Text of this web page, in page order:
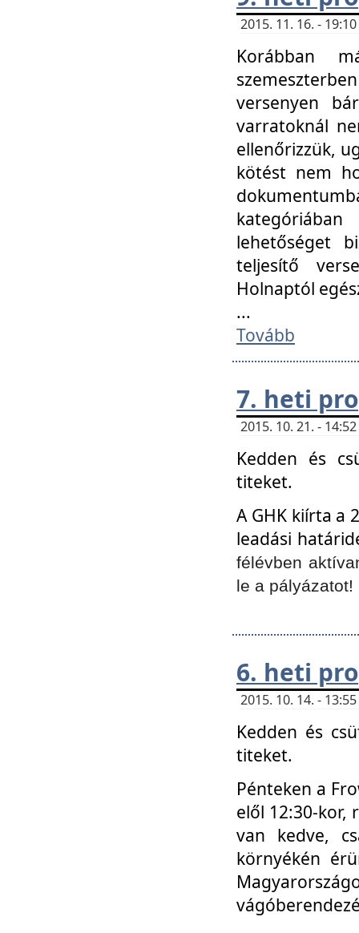
2015. 11. 16. -
Korábban
versenyen
varratoknál
ellenőrizzük,
kötést nem
lehetőséget
teljesítő
Holnaptól
...
Tovább
7. heti
2015. 10. 21. -
Kedden és
titeket.
A GHK kiírta a
leadási
félévben
le a pályázatot!
6. heti
2015. 10. 14. -
Kedden és
titeket.
Pénteken a
elől 12:30-kor,
van kedve,
környékén